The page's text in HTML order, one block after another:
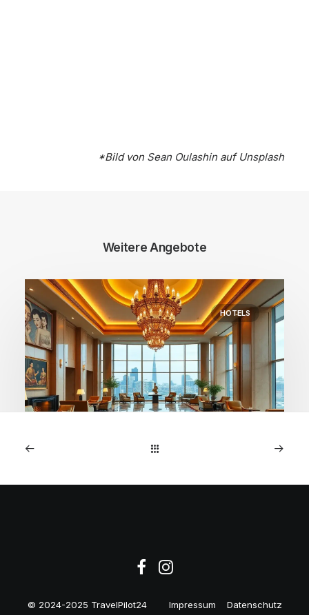
*Bild von Sean Oulashinauf Unsplash
Weitere Angebote
HOTELS
1. April 2026
© 2024-2025 TravelPilot24 Impressum Datenschutz